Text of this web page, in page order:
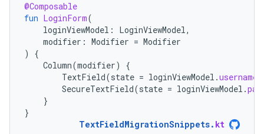
@Composable
fun LoginForm(
loginViewModel : LoginViewModel,
modifier : Modifier = Modifier
)
{
Column(modifier)
{
TextField(state = loginViewModel .
SecureTextField(state = loginViewModel .
}
}
TextFieldMigrationSnippets. kt